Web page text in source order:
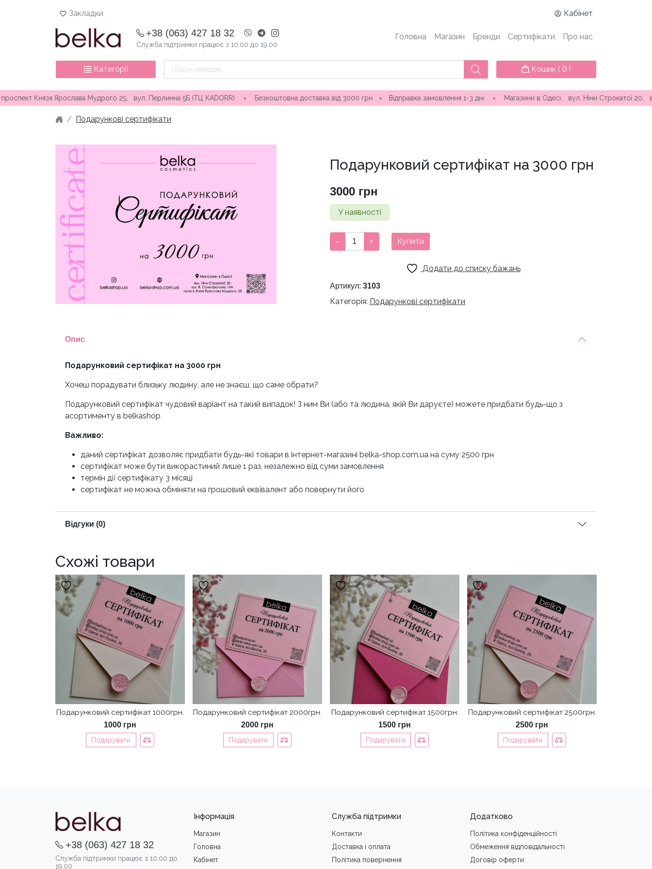
Закладки Кабінет
+38 (063) 427 18 32
Служба підтримки працює з 10.00 до 19.00
Головна Магазин Бренди Сертифікати Про нас
Категорії
Пошук
товарів
Кошик ( 0 )
Ярослава Мудрого 25, вул. Перлинна 5Б (ТЦ KADORR) ∘ Безкоштовна доставка від 3000 грн∘Відправка замовлення 1-3 дні ∘ Магазини в Одесі: вул. Ніни Строкатої 20, вул.
Подарункові сертифікати
Подарунковий сертифікат на 3000 грн
3000 грн
У наявності
Подарунковий
сертифікат
грн
- + Купити
Додати до списку бажань
Артикул: 3103
Категорія: Подарункові сертифікати
Опис
Подарунковий сертифікат на 3000 грн
Хочеш порадувати близьку людину, але не знаєш, що саме обрати?
Подарунковий сертифікат чудовий варіант на такий випадок! З ним Ви (або та людина, якій Ви даруєте) можете придбати будь-що з
асортименту в belkashop
Важливо:
даний сертифікат дозволяє придбати будь-які товари в інтернет-магазині belka-shop.com.ua на суму 2500 грн
сертифікат може бути викорастиний лише 1 раз, незалежно від суми замовлення
термін дії сертифікату 3 місяці
сертифікат не можна обміняти на грошовий еквівалент або повернути його
Відгуки (0)
Схожі товари
Подарунковий сертифікат 1000грн.
1000 грн
Подарувати
Подарунковий сертифікат 2000грн.
2000 грн
Подарувати
Подарунковий сертифікат 1500грн.
1500 грн
Подарувати
Подарунковий сертифікат 2500грн.
2500 грн
Подарувати
+38 (063) 427 18 32
Служба підтримки працює з 10.00 до
19.00
Служба підтримки
Контакти
Доставка i оплата
Політика повернення
Інформація
Магазин
Головна
Кабінет
Додатково
Політика конфіденційності
Обмеження вiдповiдальностi
Договір оферти